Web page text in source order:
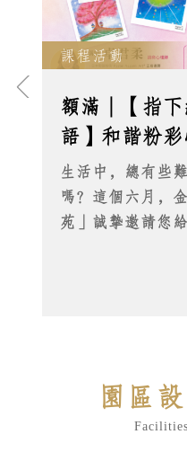
課程活動
額滿｜【指
語】和諧粉
｜2026/6/18
師主授
生活中，總有些
嗎？這個六月，
苑」誠摯邀請您
見和諧粉彩：一
園區